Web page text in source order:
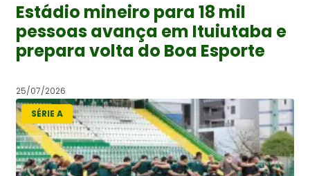
Estádio mineiro para 18 mil
pessoas avança em Ituiutaba e
prepara volta do Boa Esporte
25/07/2026
SÉRIE A